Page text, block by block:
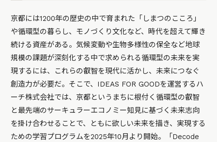
京都には1200年の歴史の中で育まれた「しまつのこころ」
や循環型の暮らし、モノづくり文化など、時代を超えて輝き
続ける資産がある。気候変動や生物多様性の保全など地球
規模の課題が深刻化する中で求められる循環型の未来を実
現するには、これらの叡智を現代に活かし、未来につなぐ
創造力が必要だ。そこで、IDEAS FOR GOODを運営するハ
ーチ株式会社では、京都というまちに根付く循環型の叡智
と最先端のサーキュラーエコノミー知見に基づく未来志向
を掛け合わせることで、ともに欲しい未来を描き、実現する
ための学習プログラムを2025年10月より開始。「Decode